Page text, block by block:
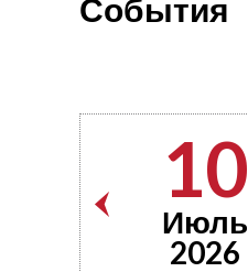
События
10
Июль
2026